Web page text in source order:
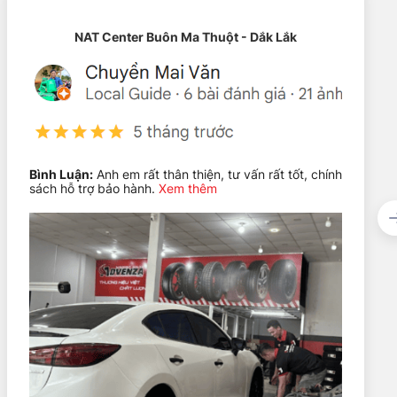
đua. Đây là loại lốp dùng tốt cho nhiều điểm nổi bật
275/35ZR20 102Y Pilot Sport 4S
cũng là một lựa
lốp 275/40ZR20 sẽ được đề cập bên dưới.
NAT Center Buôn Ma Thuột - Dắk Lắk
Bình Luận:Anh em rất thân thiện, tư vấn rất tốt, chính
sách hỗ trợ bảo hành. Xem thêm